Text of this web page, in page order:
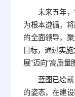
未来五年，
为根本遵循，
的全面领导，
目标，通过实
展”迈向“高质量
蓝图已绘就
的姿态，在建